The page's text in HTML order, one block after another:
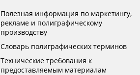
Полезная информация по маркетингу,
рекламе и полиграфическому
производству
Словарь полиграфических терминов
Технические требования к
предоставляемым материалам